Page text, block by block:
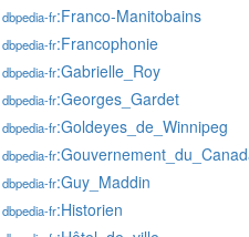
dbpedia-fr:Franco-Manitobains
dbpedia-fr:Francophonie
dbpedia-fr:Gabrielle_Roy
dbpedia-fr:Georges_Gardet
dbpedia-fr:Goldeyes_de_Winnipeg
dbpedia-fr
dbpedia-fr:Guy_Maddin
dbpedia-fr:Historien